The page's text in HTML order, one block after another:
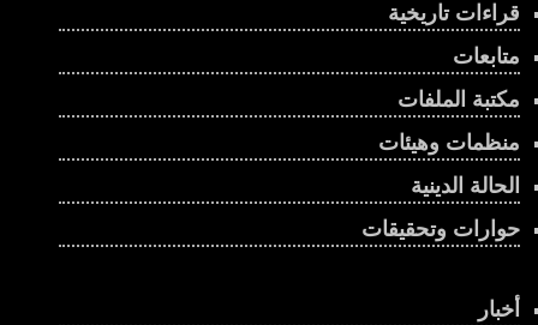
قراءات تاريخية
متابعات
مكتبة الملفات
منظمات وهيئات
الحالة الدينية
حوارات وتحقيقات
أخبار